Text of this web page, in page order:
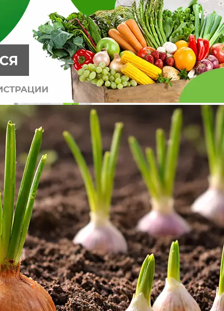
Газон 0,3кг Блюмен Грас Цветочки в траве (ГазонСити)
Газон 7,5кг Плейграунд спортивный (DLF Германия)